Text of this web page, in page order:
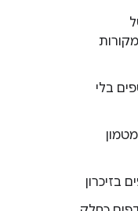
בלי
בזיכרון